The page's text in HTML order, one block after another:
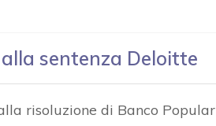
sentenza Deloitte
risoluzione di Banco